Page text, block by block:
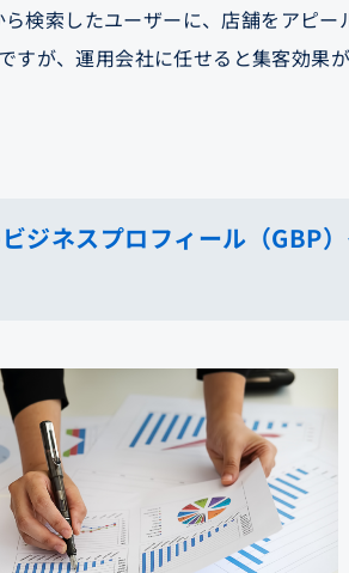
検索したユーザーに、店舗をアピー
すが、運用会社に任せると集客効果
ジネスプロフィール（GBP